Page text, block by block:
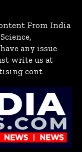
From India
any issue
write us at
cont